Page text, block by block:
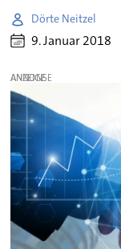
Dörte Neitzel
9. Januar 2018
ANZEIGE